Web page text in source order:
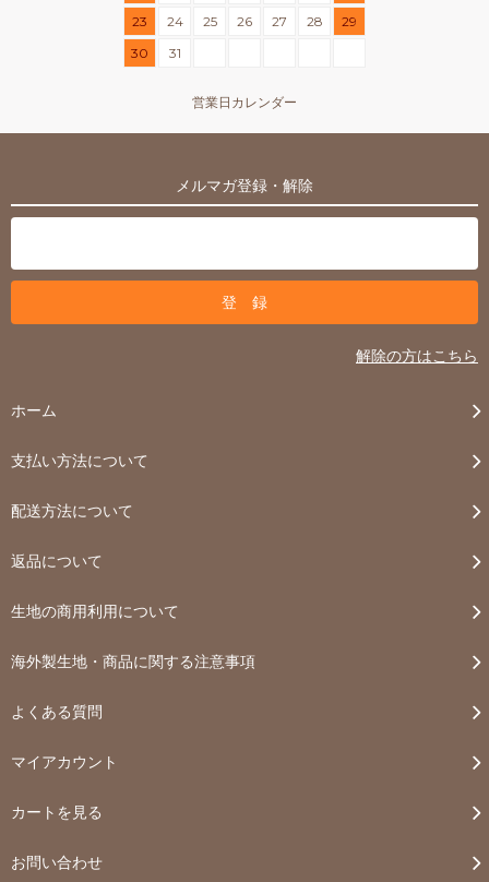
23
24 25 26 27 28
29
30
31
営業日カレンダー
メルマガ登録・解除
解除の方はこちら
ホーム
支払い方法について
配送方法について
返品について
生地の商用利用について
海外製生地・商品に関する注意事項
よくある質問
マイアカウント
カートを見る
お問い合わせ